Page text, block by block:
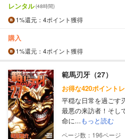
レンタル(48時間)
1%還元 ：4ポイント獲得
購入
1%還元 ：4ポイント獲得
範馬刃牙（27）
お得な420ポイント
平穏な日常を過ごす
最悪の来訪者！そし
命に...もっと読む
196